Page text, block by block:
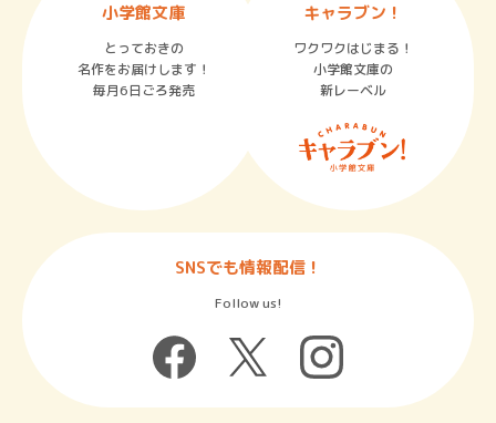
小学館文庫
とっておきの
名作をお届けします！
毎月6日ごろ発売
キャラブン！
ワクワクはじまる！
小学館文庫の
新レーベル
SNSでも情報配信！
Follow us!